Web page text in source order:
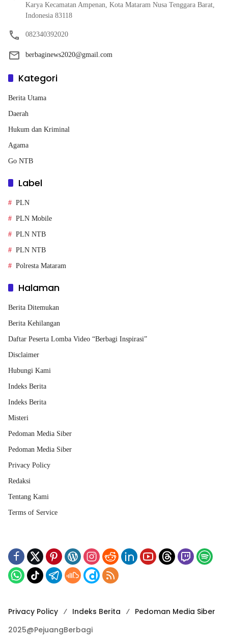
Karya Kecamatan Ampenan, Kota Mataram Nusa Tenggara Barat,
Indonesia 83118
082340392020
berbaginews2020@gmail.com
Kategori
Berita Utama
Daerah
Hukum dan Kriminal
Agama
Go NTB
Label
PLN
PLN Mobile
PLN NTB
PLN NTB
Polresta Mataram
Halaman
Berita Ditemukan
Berita Kehilangan
Daftar Peserta Lomba Video “Berbagi Inspirasi”
Disclaimer
Hubungi Kami
Indeks Berita
Indeks Berita
Misteri
Pedoman Media Siber
Pedoman Media Siber
Privacy Policy
Redaksi
Tentang Kami
Terms of Service
Privacy Policy Indeks Berita
Pedoman Media Siber
2025@PejuangBerbagi